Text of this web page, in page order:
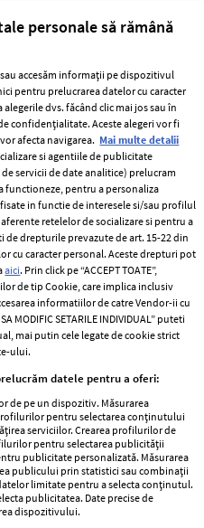
Termeni si conditii
Politica de
confidențialitate
Politica de cookies
Publicitate
femei
Viva
Avantaje
Retete practice
nr. 821/25.09.2025.
personale să rămână
accesăm informații pe dispozitivul
pentru prelucrarea datelor cu caracter
dvs. făcând clic mai jos sau în
confidențialitate. Aceste alegeri vor fi
afecta navigarea. Mai multe detalii
si agentiile de publicitate
servicii de date analitice) prelucram
functioneze, pentru a personaliza
in functie de interesele si/sau profilul
retelelor de socializare si pentru a
drepturile prevazute de art. 15-22 din
cu caracter personal. Aceste drepturi pot
aici. Prin click pe “ACCEPT TOATE”,
de tip Cookie, care implica inclusiv
informatiilor de catre Vendor-ii cu
MODIFIC SETARILE INDIVIDUAL” puteti
mai putin cele legate de cookie strict
ului.
datele pentru a oferi:
de pe un dispozitiv. Măsurarea
pentru selectarea conținutului
serviciilor. Crearea profilurilor de
pentru selectarea publicității
publicitate personalizată. Măsurarea
publicului prin statistici sau combinații
limitate pentru a selecta conținutul.
publicitatea. Date precise de
dispozitivului.